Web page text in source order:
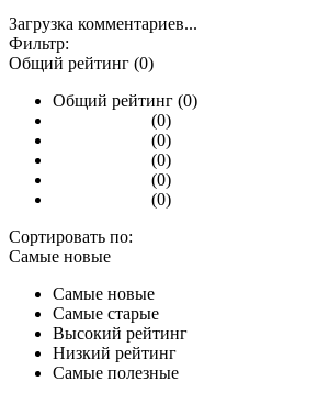
Загрузка комментариев...
Фильтр:
Общий рейтинг (0)
Общий рейтинг (0)
(0)
(0)
(0)
(0)
(0)
Сортировать по:
Самые новые
Самые новые
Самые старые
Высокий рейтинг
Низкий рейтинг
Самые полезные